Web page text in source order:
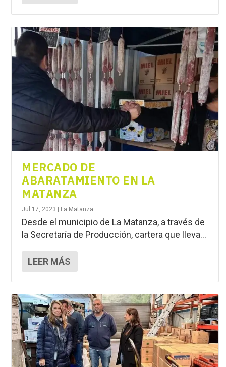
MERCADO DE
ABARATAMIENTO EN LA
MATANZA
Jul 17, 2023 | La Matanza
Desde el municipio de La Matanza, a través de
la Secretaría de Producción, cartera que lleva...
LEER MÁS